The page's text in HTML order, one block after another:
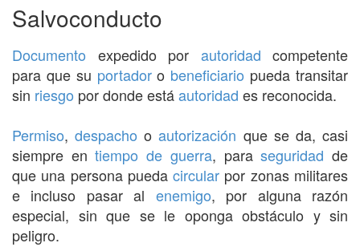
Salvoconducto
Documento expedido por autoridad competente
para que su portadoro beneficiario pueda transitar
sin riesgo por donde estáautoridad es reconocida.
Permiso,despacho oautorización que se da, casi
siempre entiempo de guerra, paraseguridad de
que una persona puedacircular por zonas militares
e incluso pasar al enemigo, por alguna razón
especial, sin que se le oponga obstáculo y sin
peligro.